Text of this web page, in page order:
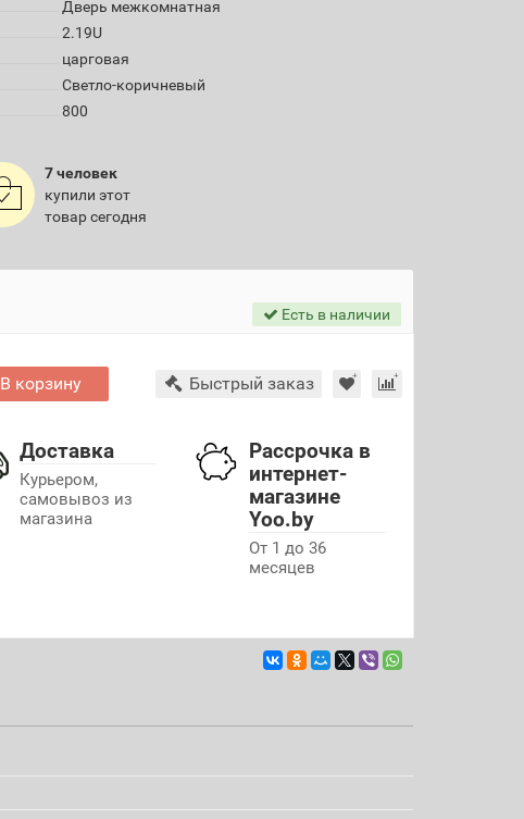
Дверь межкомнатная
2.19U
царговая
Светло-коричневый
800
7 человек
купили этот
товар сегодня
Есть в наличии
В корзину Быстрый заказ
Доставка
Курьером,
самовывоз из
магазина
Рассрочка в
интернет-
магазине
Yoo.by
От 1 до 36
месяцев